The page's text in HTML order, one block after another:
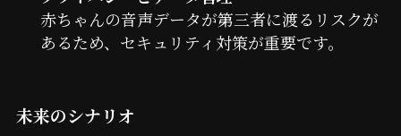
赤ちゃんの音声データが第三者に渡るリスクが
あるため、セキュリティ対策が重要です。
未来のシナリオ